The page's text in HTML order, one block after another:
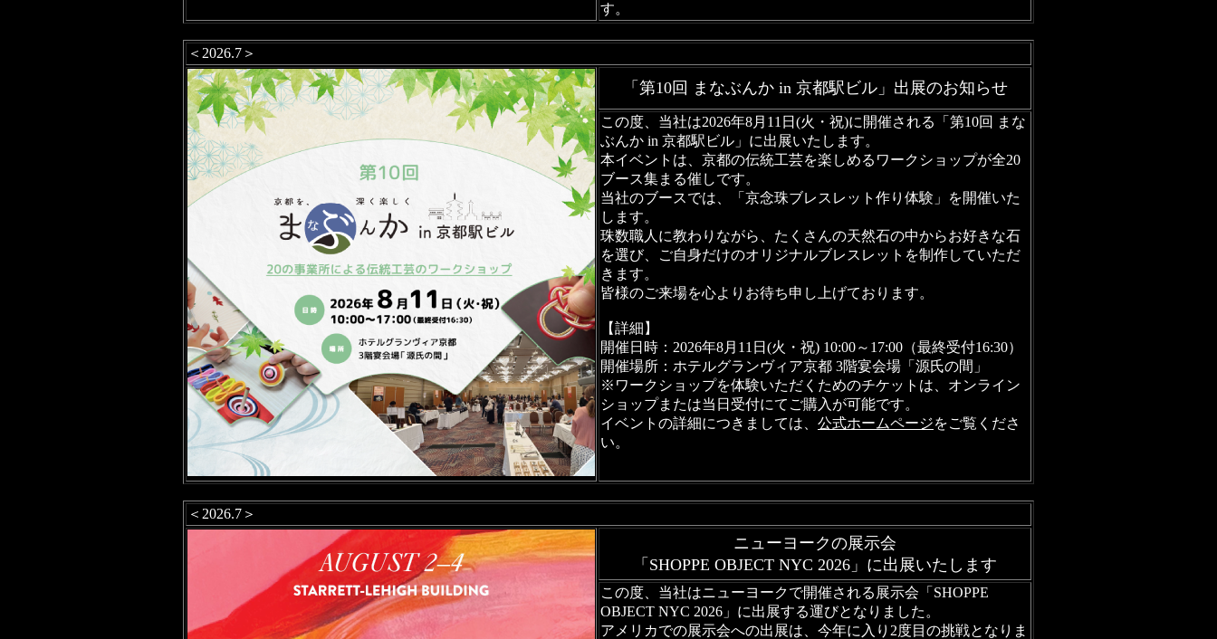
す。
＜2026.7＞
「第10回 まなぶんか in 京都駅ビル」出展のお知らせ
この度、当社は2026年8月11日(火・祝)に開催される「第10回 まな
ぶんか in 京都駅ビル」に出展いたします。
本イベントは、京都の伝統工芸を楽しめるワークショップが全20
ブース集まる催しです。
当社のブースでは、「京念珠ブレスレット作り体験」を開催いた
します。
珠数職人に教わりながら、たくさんの天然石の中からお好きな石
を選び、ご自身だけのオリジナルブレスレットを制作していただ
きます。
皆様のご来場を心よりお待ち申し上げております。
【詳細】
開催日時：2026年8月11日(火・祝) 10:00～17:00（最終受付16:30）
開催場所：ホテルグランヴィア京都 3階宴会場「源氏の間」
※ワークショップを体験いただくためのチケットは、オンライン
ショップまたは当日受付にてご購入が可能です。
イベントの詳細につきましては、 公式ホームページをご覧くださ
い。
＜2026.7＞
ニューヨークの展示会
「SHOPPE OBJECT NYC 2026」に出展いたします
この度、当社はニューヨークで開催される展示会「SHOPPE
OBJECT NYC 2026」に出展する運びとなりました。
アメリカでの展示会への出展は、今年に入り2度目の挑戦となりま